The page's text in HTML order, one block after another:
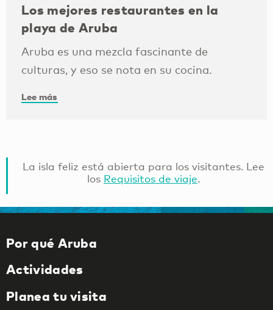
Los mejores restaurantes en la
playa de Aruba
Aruba es una mezcla fascinante de
culturas, y eso se nota en su cocina.
Lee más
La isla feliz está abierta para los visitantes. Lee
los Requisitos de viaje.
Por qué Aruba
Actividades
Planea tu visita